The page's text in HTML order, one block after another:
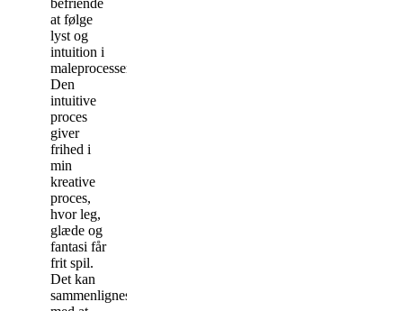
befriende
at følge
lyst og
intuition i
maleprocessen.
Den
intuitive
proces
giver
frihed i
min
kreative
proces,
hvor leg,
glæde og
fantasi får
frit spil.
Det kan
sammenlignes